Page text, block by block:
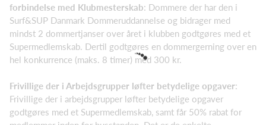
forbindelse med Klubmesterskab: Dommere der har den i
Surf&SUP Danmark Dommeruddannelse og bidrager med
mindst 2 dommertjanser over året i klubben godtgøres med et
Supermedlemskab. Dertil godtgøres en dommergerning over en
hel konkurrence (maks. 8 timer) med 300 kr.
Frivillige der i Arbejdsgrupper løfter betydelige opgaver:
Frivillige der i arbejdsgrupper løfter betydelige opgaver
godtgøres med et Supermedlemskab, samt får 50% rabat for